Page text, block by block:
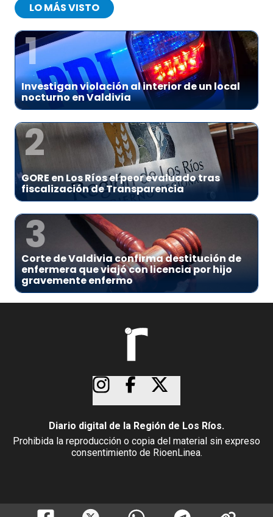
LO MÁS VISTO
1
Investigan violación al interior de un local
nocturno en Valdivia
2
GORE en Los Ríos el peor evaluado tras
fiscalización de Transparencia
3
Corte de Valdivia confirma destitución de
enfermera que viajó con licencia por hijo
gravemente enfermo
Diario digital de la Región de Los Ríos.
Prohibida la reproducción o copia del material sin expreso
consentimiento de RioenLinea.